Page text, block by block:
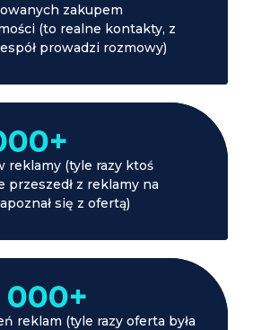
zakupem
(to realne kontakty, z
prowadzi rozmowy)
reklamy (tyle razy ktoś
przeszedł z reklamy na
się z ofertą)
reklam (tyle razy oferta była